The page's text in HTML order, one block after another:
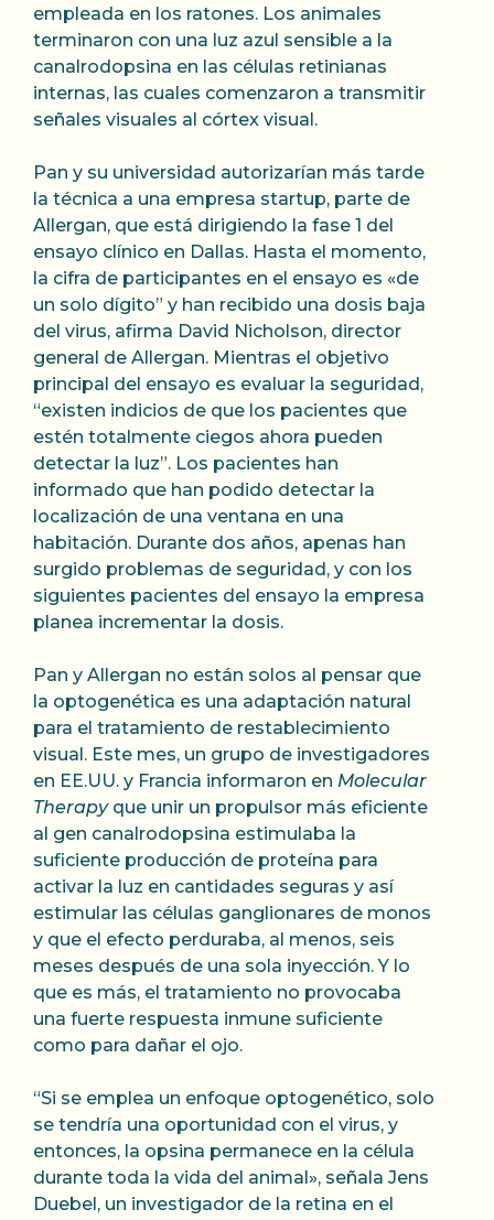
empleada en los ratones. Los animales
terminaron con una luz azul sensible a la
canalrodopsina en las células retinianas
internas, las cuales comenzaron a transmitir
señales visuales al córtex visual.
Pan y su universidad autorizarían más tarde
la técnica a una empresa startup, parte de
Allergan, que está dirigiendo la fase 1 del
ensayo clínico en Dallas. Hasta el momento,
la cifra de participantes en el ensayo es «de
un solo dígito” y han recibido una dosis baja
del virus, afirma David Nicholson, director
general de Allergan. Mientras el objetivo
principal del ensayo es evaluar la seguridad,
“existen indicios de que los pacientes que
estén totalmente ciegos ahora pueden
detectar la luz”. Los pacientes han
informado que han podido detectar la
localización de una ventana en una
habitación. Durante dos años, apenas han
surgido problemas de seguridad, y con los
siguientes pacientes del ensayo la empresa
planea incrementar la dosis.
Pan y Allergan no están solos al pensar que
la optogenética es una adaptación natural
para el tratamiento de restablecimiento
visual. Este mes, un grupo de investigadores
en EE.UU. y Francia informaron en Molecular
Therapy que unir un propulsor más eficiente
al gen canalrodopsina estimulaba la
suficiente producción de proteína para
activar la luz en cantidades seguras y así
estimular las células ganglionares de monos
y que el efecto perduraba, al menos, seis
meses después de una sola inyección. Y lo
que es más, el tratamiento no provocaba
una fuerte respuesta inmune suficiente
como para dañar el ojo.
“Si se emplea un enfoque optogenético, solo
se tendría una oportunidad con el virus, y
entonces, la opsina permanece en la célula
durante toda la vida del animal», señala Jens
Duebel, un investigador de la retina en el